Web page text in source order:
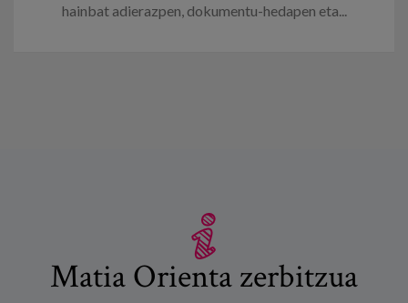
hainbat adierazpen, dokumentu-hedapen eta...
Matia Orienta zerbitzua